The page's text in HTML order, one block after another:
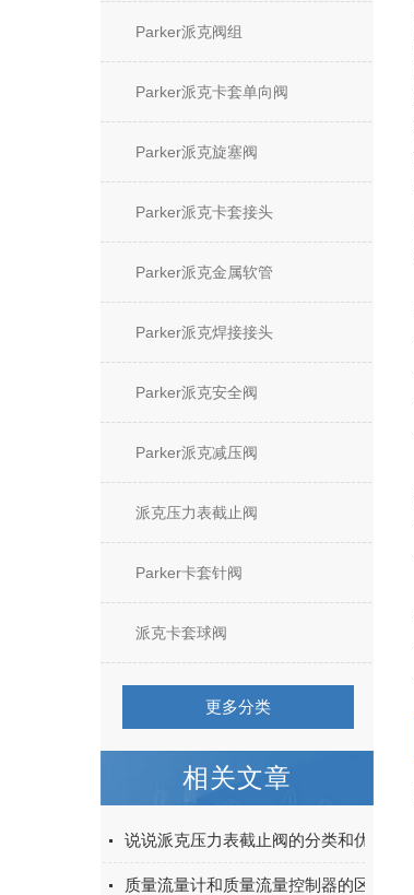
Parker派克阀组
Parker派克卡套单向阀
Parker派克旋塞阀
Parker派克卡套接头
Parker派克金属软管
Parker派克焊接接头
Parker派克安全阀
Parker派克减压阀
派克压力表截止阀
Parker卡套针阀
派克卡套球阀
更多分类
相关文章
说说派克压力表截止阀的分类和优点
质量流量计和质量流量控制器的区别